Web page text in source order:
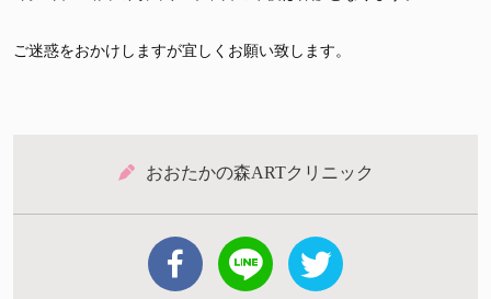
ご迷惑をおかけしますが宜しくお願い致します。
おおたかの森ARTクリニック